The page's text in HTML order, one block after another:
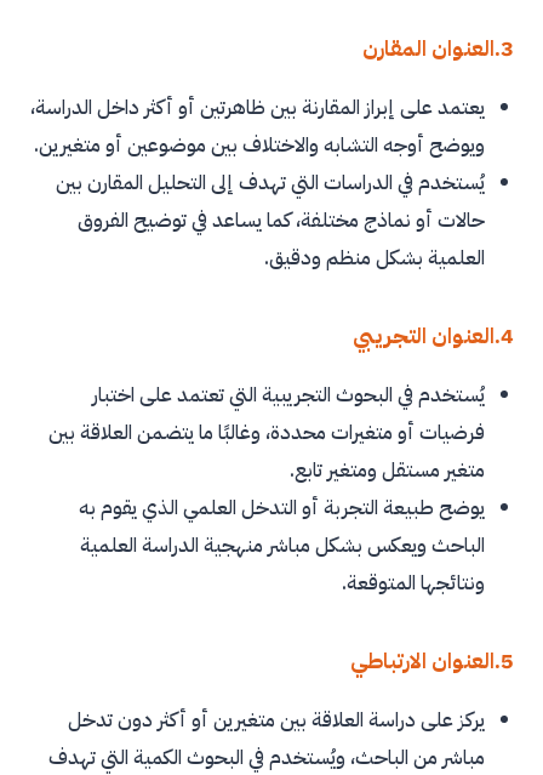
3.العنوان المقارن
يعتمد على إبراز المقارنة بين ظاهرتين أو أكثر داخل الدراسة،
ويوضح أوجه التشابه والاختلاف بين موضوعين أو متغيرين.
يُستخدم في الدراسات التي تهدف إلى التحليل المقارن بين
حالات أو نماذج مختلفة، كما يساعد في توضيح الفروق
العلمية بشكل منظم ودقيق.
4.العنوان التجريبي
يُستخدم في البحوث التجريبية التي تعتمد على اختبار
فرضيات أو متغيرات محددة، وغالبًا ما يتضمن العلاقة بين
متغير مستقل ومتغير تابع.
يوضح طبيعة التجربة أو التدخل العلمي الذي يقوم به
الباحث ويعكس بشكل مباشر منهجية الدراسة العلمية
ونتائجها المتوقعة.
5.العنوان الارتباطي
يركز على دراسة العلاقة بين متغيرين أو أكثر دون تدخل
مباشر من الباحث، ويُستخدم في البحوث الكمية التي تهدف